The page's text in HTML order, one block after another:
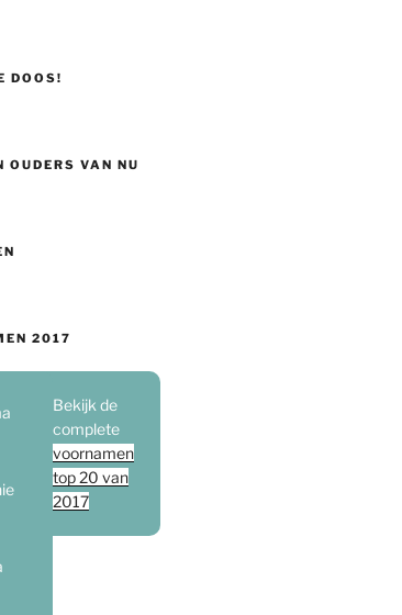
DOOS!
OUDERS VAN NU
2017
Bekijk de
complete
voornamen
top 20 van
2017